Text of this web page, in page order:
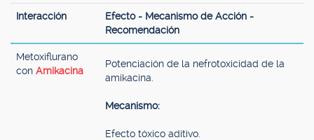
Interacción
Efecto - Mecanismo de Acción -
Recomendación
Metoxiflurano
con Amikacina
Potenciación de la nefrotoxicidad de la
amikacina.
Mecanismo:
Efecto tóxico aditivo.